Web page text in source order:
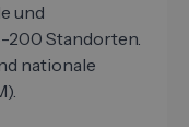
und
200 Standorten.
nationale